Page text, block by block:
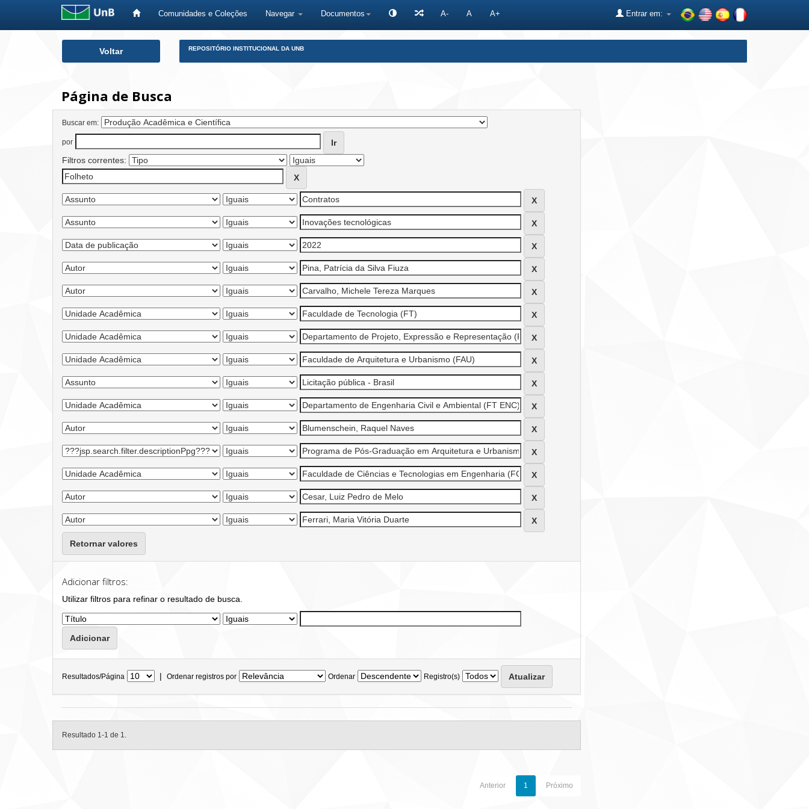
Comunidades e Coleções Navegar Documentos A- A A+ Entrar em:
Voltar REPOSITÓRIO INSTITUCIONAL DA UNB
Página de Busca
Buscar em:
por
Filtros correntes:
Retornar valores
Adicionar filtros:
Utilizar filtros para refinar o resultado de busca.
Resultados/Página | Ordenar registros por Ordenar Registro(s)
Resultado 1-1 de 1.
Anterior 1 Próximo